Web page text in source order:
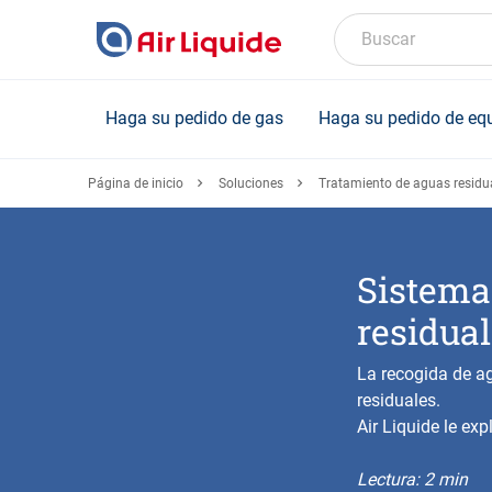
Buscar
Haga su pedido de gas Haga su pedido de
Página de inicio Soluciones Tratamiento de aguas
La recogida de
residuales.
Air Liquide le
Lectura: 2 min